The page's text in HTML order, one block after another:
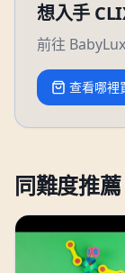
想入手
前往
查看哪裡
同難度推薦